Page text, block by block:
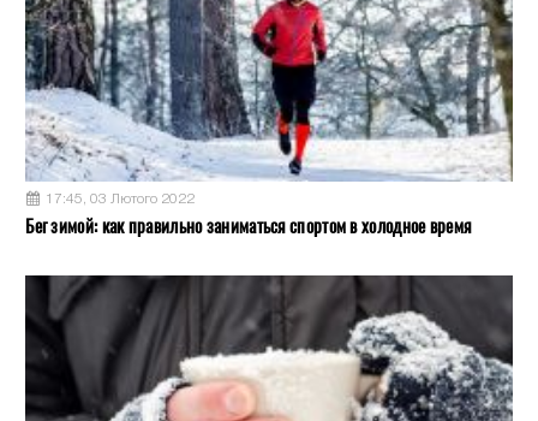
17:45, 03 Лютого 2022
Бег зимой: как правильно заниматься спортом в холодное время